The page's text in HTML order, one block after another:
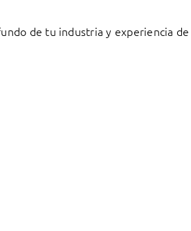
de tu industria y experiencia